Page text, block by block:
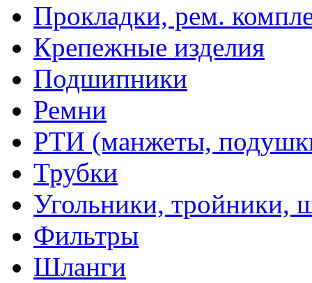
Прокладки, рем.
Крепежные изделия
Подшипники
Ремни
РТИ (манжеты,
Трубки
Угольники, тройники,
Фильтры
Шланги